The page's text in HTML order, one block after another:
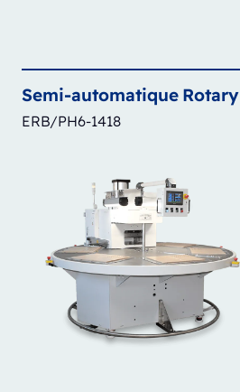
Semi-automatique Rotary
ERB/PH6-1418